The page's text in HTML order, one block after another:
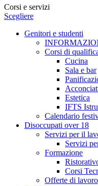
Corsi e servizi
Scegliere
Genitori e studenti
Corsi di
Cucina
Sala e bar
Estetica
IFTS
Calendario
Disoccupati over 18
Servizi per il
Servizi
Formazione
Corsi
Offerte di lavoro